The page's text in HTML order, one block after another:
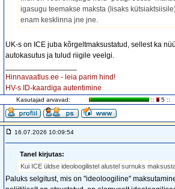
igasugu teemakse maksta (lisaks
enam kesklinna jne jne.
UK-s on ICE juba kõrgeltmaksustatud, sellest ka
autokasutus ja tulud riigile veelgi.
Hinnavaatlus.ee - leia parim hind!
HV-s ID-kaardiga autentimine
Kasutajad arvavad: :: 5 ::
16.07.2026 10:09:54
Tanel kirjutas:
Kui ICE üldse ideoloogilistel alustel surnuks
Paluks selgitust, mis on "ideoloogiline"